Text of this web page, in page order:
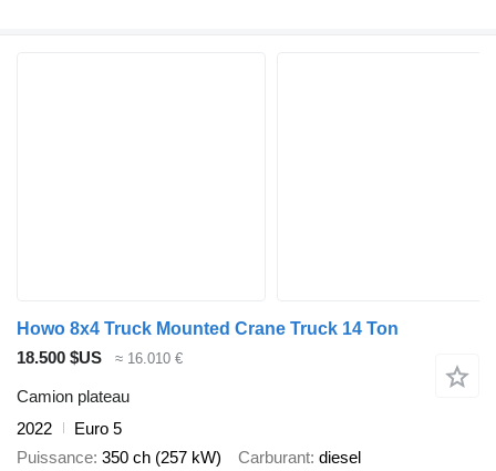
Howo 8x4 Truck Mounted Crane Truck 14 Ton
18.500 $US
≈ 16.010 €
Camion plateau
2022
Euro 5
Puissance 350 ch (257 kW) Carburant diesel